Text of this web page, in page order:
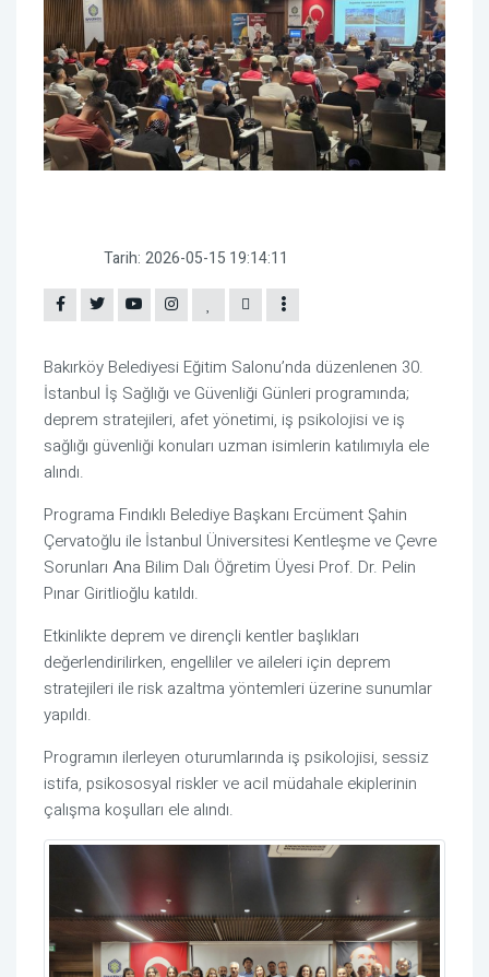
Tarih: 2026-05-15 19:14:11
Bakırköy Belediyesi Eğitim Salonu’nda düzenlenen 30.
İstanbul İş Sağlığı ve Güvenliği Günleri programında;
deprem stratejileri, afet yönetimi, iş psikolojisi ve iş
sağlığı güvenliği konuları uzman isimlerin katılımıyla ele
alındı.
Programa Fındıklı Belediye Başkanı Ercüment Şahin
Çervatoğlu ile İstanbul Üniversitesi Kentleşme ve Çevre
Sorunları Ana Bilim Dalı Öğretim Üyesi Prof. Dr. Pelin
Pınar Giritlioğlu katıldı.
Etkinlikte deprem ve dirençli kentler başlıkları
değerlendirilirken, engelliler ve aileleri için deprem
stratejileri ile risk azaltma yöntemleri üzerine sunumlar
yapıldı.
Programın ilerleyen oturumlarında iş psikolojisi, sessiz
istifa, psikososyal riskler ve acil müdahale ekiplerinin
çalışma koşulları ele alındı.